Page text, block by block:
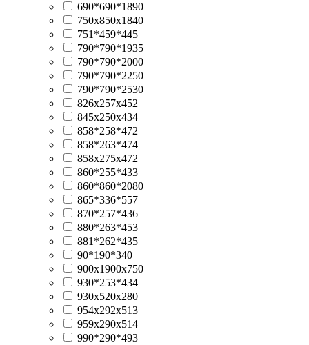
690*690*1890
750х850х1840
751*459*445
790*790*1935
790*790*2000
790*790*2250
790*790*2530
826х257х452
845х250х434
858*258*472
858*263*474
858х275х472
860*255*433
860*860*2080
865*336*557
870*257*436
880*263*453
881*262*435
90*190*340
900х1900х750
930*253*434
930x520x280
954х292х513
959х290х514
990*290*493